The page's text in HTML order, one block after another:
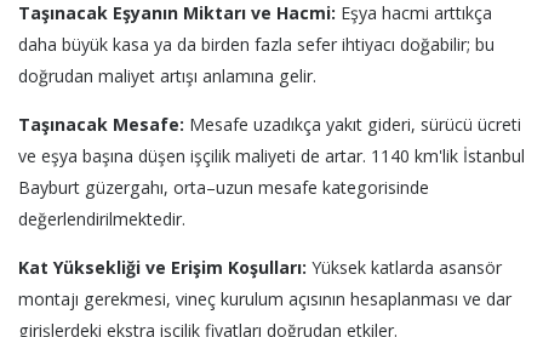
Taşınacak Eşyanın Miktarı ve Hacmi: Eşya hacmi arttıkça
daha büyük kasa ya da birden fazla sefer ihtiyacı doğabilir; bu
doğrudan maliyet artışı anlamına gelir.
Taşınacak Mesafe: Mesafe uzadıkça yakıt gideri, sürücü ücreti
ve eşya başına düşen işçilik maliyeti de artar. 1140 km'lik İstanbul
Bayburt güzergahı, orta–uzun mesafe kategorisinde
değerlendirilmektedir.
Kat Yüksekliği ve Erişim Koşulları: Yüksek katlarda asansör
montajı gerekmesi, vineç kurulum açısının hesaplanması ve dar
girişlerdeki ekstra işçilik fiyatları doğrudan etkiler.